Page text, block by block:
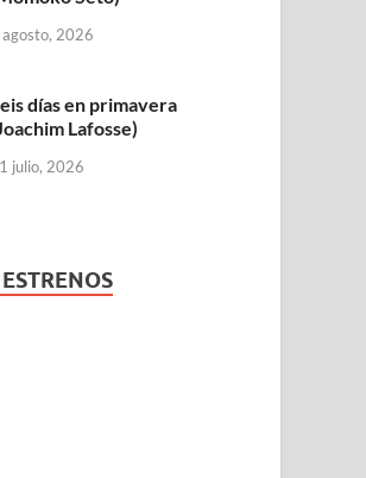
agosto, 2026
días en primavera
Lafosse)
julio, 2026